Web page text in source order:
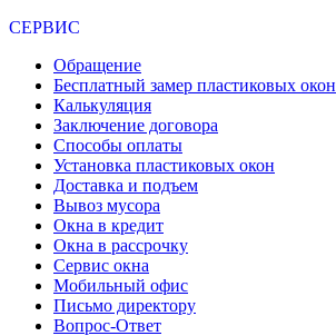
СЕРВИС
Обращение
Бесплатный замер пластиковых окон
Калькуляция
Заключение договора
Способы оплаты
Установка пластиковых окон
Доставка и подъем
Вывоз мусора
Окна в кредит
Окна в рассрочку
Сервис окна
Мобильный офис
Письмо директору
Вопрос-Ответ